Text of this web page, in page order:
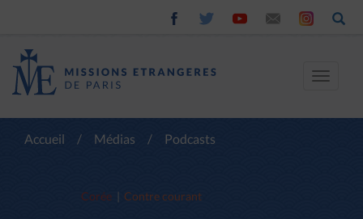
Toggle
Accueil / Médias / Podcasts
Corée Contre courant